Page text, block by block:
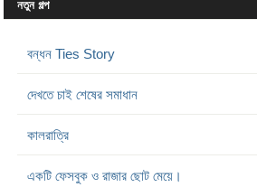
নতুন গল্প
বন্ধন Ties Story
দেখতে চাই শেষের সমাধান
কালরাত্রি
একটি ফেসবুক ও রাজার ছোট মেয়ে।